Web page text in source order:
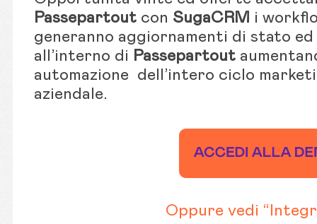
Passepartout con SugaCRM i
generanno aggiornamenti di stato
all’interno di Passepartout
automazione dell’intero ciclo
aziendale.
Oppure vedi